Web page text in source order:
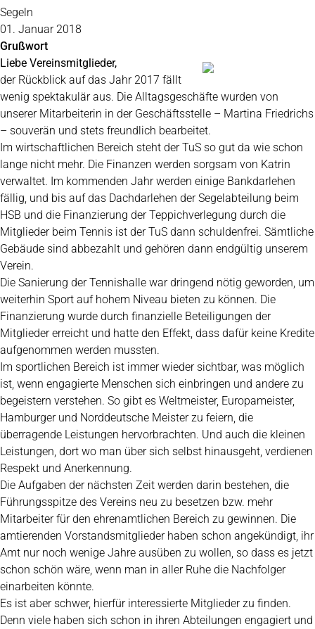
Segeln
01. Januar 2018
Grußwort
Liebe Vereinsmitglieder,
der Rückblick auf das Jahr 2017 fällt
wenig spektakulär aus. Die Alltagsgeschäfte wurden von
unserer Mitarbeiterin in der Geschäftsstelle – Martina Friedrichs
– souverän und stets freundlich bearbeitet.
Im wirtschaftlichen Bereich steht der TuS so gut da wie schon
lange nicht mehr. Die Finanzen werden sorgsam von Katrin
verwaltet. Im kommenden Jahr werden einige Bankdarlehen
fällig, und bis auf das Dachdarlehen der Segelabteilung beim
HSB und die Finanzierung der Teppichverlegung durch die
Mitglieder beim Tennis ist der TuS dann schuldenfrei. Sämtliche
Gebäude sind abbezahlt und gehören dann endgültig unserem
Verein.
Die Sanierung der Tennishalle war dringend nötig geworden, um
weiterhin Sport auf hohem Niveau bieten zu können. Die
Finanzierung wurde durch finanzielle Beteiligungen der
Mitglieder erreicht und hatte den Effekt, dass dafür keine Kredite
aufgenommen werden mussten.
Im sportlichen Bereich ist immer wieder sichtbar, was möglich
ist, wenn engagierte Menschen sich einbringen und andere zu
begeistern verstehen. So gibt es Weltmeister, Europameister,
Hamburger und Norddeutsche Meister zu feiern, die
überragende Leistungen hervorbrachten. Und auch die kleinen
Leistungen, dort wo man über sich selbst hinausgeht, verdienen
Respekt und Anerkennung.
Die Aufgaben der nächsten Zeit werden darin bestehen, die
Führungsspitze des Vereins neu zu besetzen bzw. mehr
Mitarbeiter für den ehrenamtlichen Bereich zu gewinnen. Die
amtierenden Vorstandsmitglieder haben schon angekündigt, ihr
Amt nur noch wenige Jahre ausüben zu wollen, so dass es jetzt
schon schön wäre, wenn man in aller Ruhe die Nachfolger
einarbeiten könnte.
Es ist aber schwer, hierfür interessierte Mitglieder zu finden.
Denn viele haben sich schon in ihren Abteilungen engagiert und